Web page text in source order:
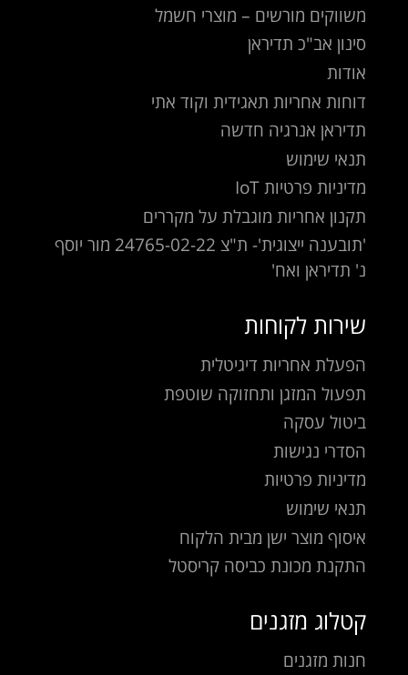
משווקים מורשים – מוצרי חשמל
סינון אב"כ תדיראן
אודות
דוחות אחריות תאגידית וקוד אתי
תדיראן אנרגיה חדשה
תנאי שימוש
מדיניות פרטיות IoT
תקנון אחריות מוגבלת על מקררים
'תובענה ייצוגית'- ת"צ 24765-02-22 מור יוסף
נ' תדיראן ואח'
שירות לקוחות
הפעלת אחריות דיגיטלית
תפעול המזגן ותחזוקה שוטפת
ביטול עסקה
הסדרי נגישות
מדיניות פרטיות
תנאי שימוש
איסוף מוצר ישן מבית הלקוח
התקנת מכונת כביסה קריסטל
קטלוג מזגנים
חנות מזגנים